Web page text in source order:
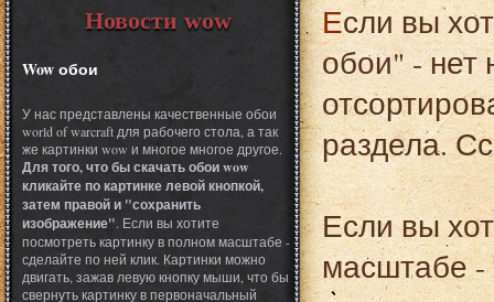
Новости wow
Wow обои
У нас представлены качественные обои
world of warcraft для рабочего стола, а так
же картинки wow и многое многое другое.
Для того, что бы скачать обои wow
кликайте по картинке левой кнопкой,
затем правой и "сохранить
изображение". Если вы хотите
посмотреть картинку в полном масштабе -
сделайте по ней клик. Картинки можно
двигать, зажав левую кнопку мыши, что бы
свернуть картинку в первоначальный
Если вы хотите перейти в раздел "ТОП раздела art/
обои" - нет
раздела.
Если вы
масштабе -